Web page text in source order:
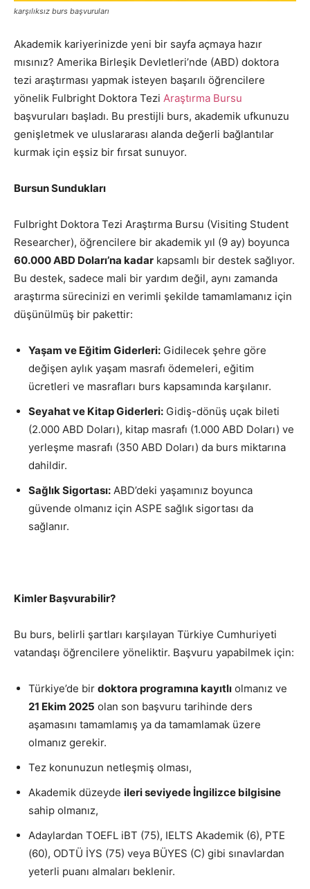
karşılıksız burs başvuruları
Akademik kariyerinizde yeni bir sayfa açmaya hazır
mısınız? Amerika Birleşik Devletleri’nde (ABD) doktora
tezi araştırması yapmak isteyen başarılı öğrencilere
yönelik Fulbright Doktora Tezi Araştırma Bursu
başvuruları başladı. Bu prestijli burs, akademik ufkunuzu
genişletmek ve uluslararası alanda değerli bağlantılar
kurmak için eşsiz bir fırsat sunuyor.
Bursun Sundukları
Fulbright Doktora Tezi Araştırma Bursu (Visiting Student
Researcher), öğrencilere bir akademik yıl (9 ay) boyunca
60.000 ABD Doları’na kadar kapsamlı bir destek sağlıyor.
Bu destek, sadece mali bir yardım değil, aynı zamanda
araştırma sürecinizi en verimli şekilde tamamlamanız için
düşünülmüş bir pakettir:
Yaşam ve Eğitim Giderleri: Gidilecek şehre göre
değişen aylık yaşam masrafı ödemeleri, eğitim
ücretleri ve masrafları burs kapsamında karşılanır.
Seyahat ve Kitap Giderleri: Gidiş-dönüş uçak bileti
(2.000 ABD Doları), kitap masrafı (1.000 ABD Doları) ve
yerleşme masrafı (350 ABD Doları) da burs miktarına
dahildir.
Sağlık Sigortası: ABD’deki yaşamınız boyunca
güvende olmanız için ASPE sağlık sigortası da
sağlanır.
Kimler Başvurabilir?
Bu burs, belirli şartları karşılayan Türkiye Cumhuriyeti
vatandaşı öğrencilere yöneliktir. Başvuru yapabilmek için:
Türkiye’de bir doktora programına kayıtlı olmanız ve
21 Ekim 2025 olan son başvuru tarihinde ders
aşamasını tamamlamış ya da tamamlamak üzere
olmanız gerekir.
Tez konunuzun netleşmiş olması,
Akademik düzeyde ileri seviyede İngilizce bilgisine
sahip olmanız,
Adaylardan TOEFL iBT (75), IELTS Akademik (6), PTE
(60), ODTÜ İYS (75) veya BÜYES (C) gibi sınavlardan
yeterli puanı almaları beklenir.